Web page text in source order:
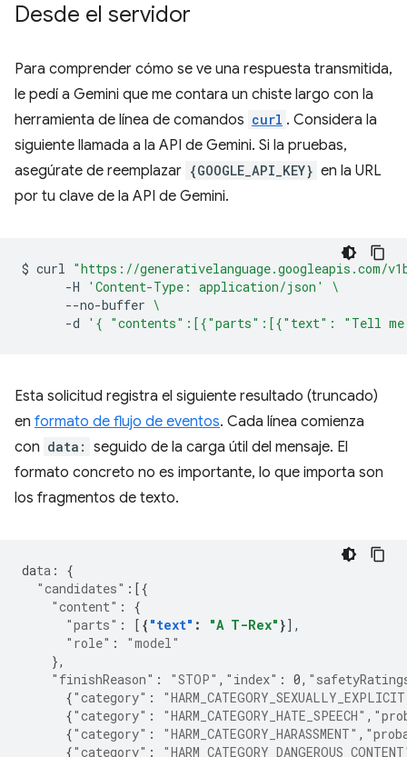
Desde el servidor
Para comprender cómo se ve una respuesta transmitida,
le pedí a Gemini que me contara un chiste largo con la
herramienta de línea de comandos curl . Considera la
siguiente llamada a la API de Gemini. Si la pruebas,
asegúrate de reemplazar {GOOGLE_API_KEY} en la URL
por tu clave de la API de Gemini.
$ curl "https://generativelanguage.googleapis.com/
-H
'Content-Type: application/json'
\
--no-buffer \
-d
'{ "contents":[{"parts":[{"text": "Tell
Esta solicitud registra el siguiente resultado (truncado)
en formato de flujo de eventos. Cada línea comienza
con data: seguido de la carga útil del mensaje. El
formato concreto no es importante, lo que importa son
los fragmentos de texto.
data :
{
"candidates" :[{
"content" :
{
"parts" : [ { "text" : "A T-Rex" }
"role" :
"model"
},
"finishReason" : "STOP" , "index" : 0,
{"category" :
{"category" : "HARM_CATEGORY_HATE_SPEECH" ,
{"category" : "HARM_CATEGORY_HARASSMENT" ,
{"category" :